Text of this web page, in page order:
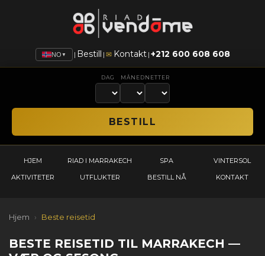
NO ▼ | Bestill | ✉ Kontakt | +212 600 608 608
DAG MÅNEDNETTER
HJEM RIAD I MARRAKECH SPA
VINTERSOL
AKTIVITETER
UTFLUKTER BESTILL NÅ KONTAKT
Hjem › Beste reisetid
BESTE REISETID TIL MARRAKECH —